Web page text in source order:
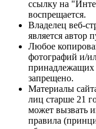
ссылку на
воспрещается.
Владелец веб-
является автор
Любое
фотографий и/
принадлежащих
запрещено.
Материалы
лиц старше 21
может вызвать
правила